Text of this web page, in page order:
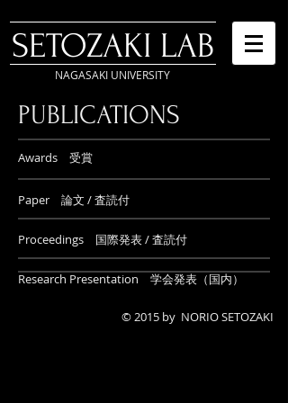
SETOZAKI LAB
NAGASAKI UNIVERSITY
PUBLICATIONS
Awards 受賞
Paper 論文 / 査読付
Proceedings 国際発表 / 査読付
Research Presentation 学会発表（国内）
© 2015 by NORIO SETOZAKI